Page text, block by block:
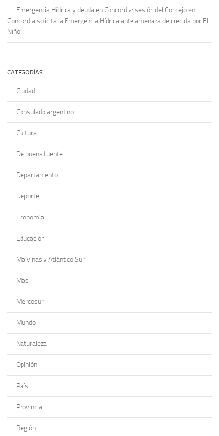
Emergencia Hídrica y deuda en Concordia: sesión del Concejo en
Concordia solicita la Emergencia Hídrica ante amenaza de crecida por El
Niño
CATEGORÍAS
Ciudad
Consulado argentino
Cultura
De buena fuente
Departamento
Deporte
Economía
Educación
Malvinas y Atlántico Sur
Más
Mercosur
Mundo
Naturaleza
Opinión
País
Provincia
Región